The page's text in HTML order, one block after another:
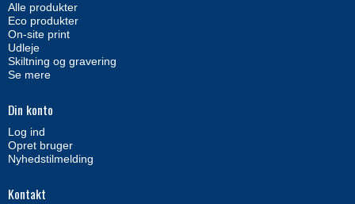
Alle produkter
Eco produkter
On-site print
Udleje
Skiltning og gravering
Se mere
Din konto
Log ind
Opret bruger
Nyhedstilmelding
Kontakt